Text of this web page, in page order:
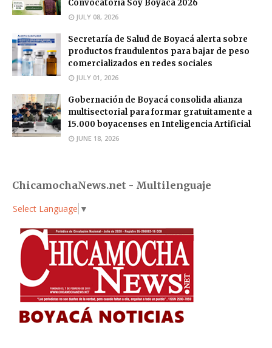
Convocatoria Soy Boyacá 2026
JULY 08, 2026
Secretaría de Salud de Boyacá alerta sobre
productos fraudulentos para bajar de peso
comercializados en redes sociales
JULY 01, 2026
Gobernación de Boyacá consolida alianza
multisectorial para formar gratuitamente a
15.000 boyacenses en Inteligencia Artificial
JUNE 18, 2026
ChicamochaNews.net - Multilenguaje
Select Language ▼